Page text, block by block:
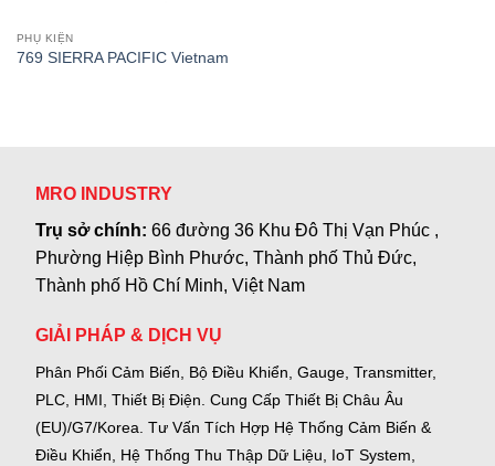
PHỤ KIỆN
769 SIERRA PACIFIC Vietnam
MRO INDUSTRY
Trụ sở chính:66 đường 36 Khu Đô Thị Vạn Phúc ,
Phường Hiệp Bình Phước, Thành phố Thủ Đức,
Thành phố Hồ Chí Minh, Việt Nam
GIẢI PHÁP & DỊCH VỤ
Phân Phối Cảm Biến, Bộ Điều Khiển, Gauge, Transmitter,
PLC, HMI, Thiết Bị Điện. Cung Cấp Thiết Bị Châu Âu
(EU)/G7/Korea. Tư Vấn Tích Hợp Hệ Thống Cảm Biến &
Điều Khiển, Hệ Thống Thu Thập Dữ Liệu, IoT System,